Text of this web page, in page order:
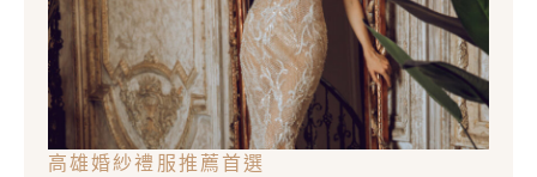
高雄婚紗禮服推薦首選